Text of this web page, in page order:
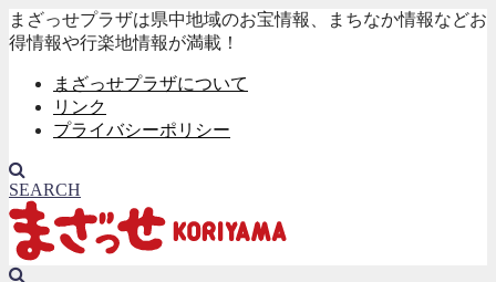
まざっせプラザは県中地域のお宝情報、まちなか情報などお
得情報や行楽地情報が満載！
まざっせプラザについて
リンク
プライバシーポリシー
SEARCH